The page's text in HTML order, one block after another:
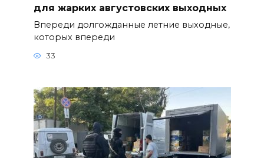
для жарких августовских выходных
Впереди долгожданные летние выходные,
которых впереди
33